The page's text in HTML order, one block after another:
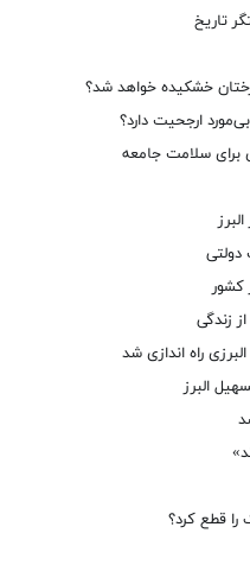
تاریخ
خشکیده خواهد شد؟
ارجحیت دارد؟
برای سلامت جامعه
کشور
زندگی
قطع کرد؟